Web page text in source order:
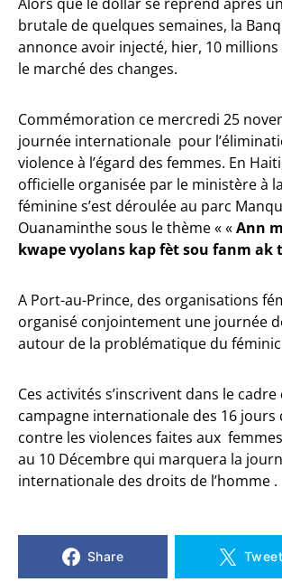
brutale de quelques semaines, la
annonce avoir injecté, hier, 10
le marché des changes.
Commémoration ce mercredi 25
journée internationale pour
violence à l’égard des femmes. En
officielle organisée par le ministère à
féminine s’est déroulée au parc
Ouanaminthe sous le thème « «Ann
kwape vyolans kap fèt sou fanm ak
A Port-au-Prince, des organisations
organisé conjointement une journée
autour de la problématique du
Ces activités s’inscrivent dans le cadre
campagne internationale des 16 jours
contre les violences faites aux
au 10 Décembre qui marquera la
internationale des droits de l’homme .
Share Tweet